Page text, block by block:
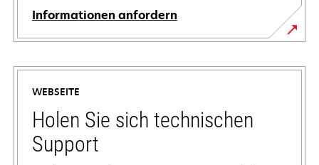
Informationen anfordern
WEBSEITE
Holen Sie sich technischen
Support